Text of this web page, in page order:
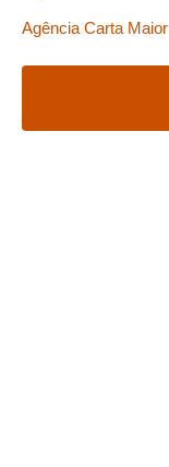
Agência Carta Maior